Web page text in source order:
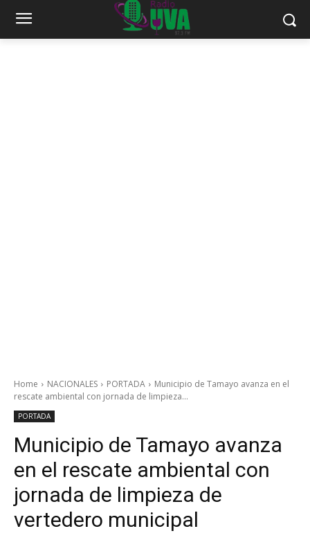
Home NACIONALES PORTADA
Municipio de Tamayo avanza en el
rescate ambiental con jornada de limpieza...
PORTADA
Municipio de Tamayo avanza
en el rescate ambiental con
jornada de limpieza de
vertedero municipal